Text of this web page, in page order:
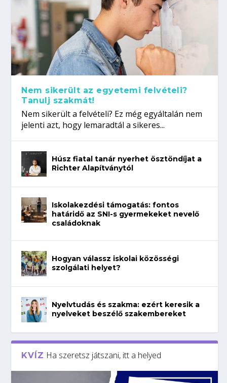
Nem sikerült az egyetemi felvételi?
Tanulj szakmát!
Nem sikerült a felvételi? Ez még egyáltalán nem
jelenti azt, hogy lemaradtál a sikeres...
Húsz fiatal tanár nyerhet ösztöndíjat a
Richter Alapítványtól
Iskolakezdési támogatás: fontos
határidő az SNI-s gyermekeket nevelő
családoknak
Hogyan válassz iskolai közösségi
szolgálati helyet?
Nyelvtudás és szakma: ezért keresik a
nyelveket beszélő szakembereket
KVÍZ Ha szeretsz játszani, itt a helyed